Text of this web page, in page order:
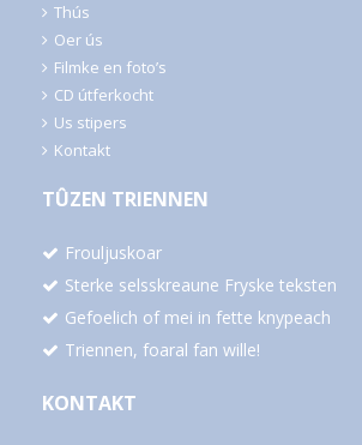
Thús
Oer ús
Filmke en foto’s
CD útferkocht
Us stipers
Kontakt
TÛZEN TRIENNEN
Frouljuskoar
Sterke selsskreaune Fryske teksten
Gefoelich of mei in fette knypeach
Triennen, foaral fan wille!
KONTAKT